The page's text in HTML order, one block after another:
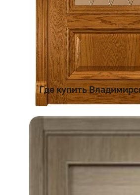
Где купить